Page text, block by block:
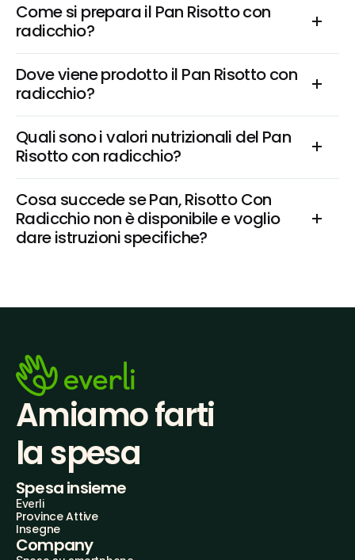
Come si prepara il Pan Risotto con
radicchio?
Dove viene prodotto il Pan Risotto con
radicchio?
Quali sono i valori nutrizionali del Pan
Risotto con radicchio?
Cosa succede se Pan, Risotto Con
Radicchio non è disponibile e voglio
dare istruzioni specifiche?
Amiamo farti
la spesa
Spesa insieme
Everli
Province Attive
Insegne
Company